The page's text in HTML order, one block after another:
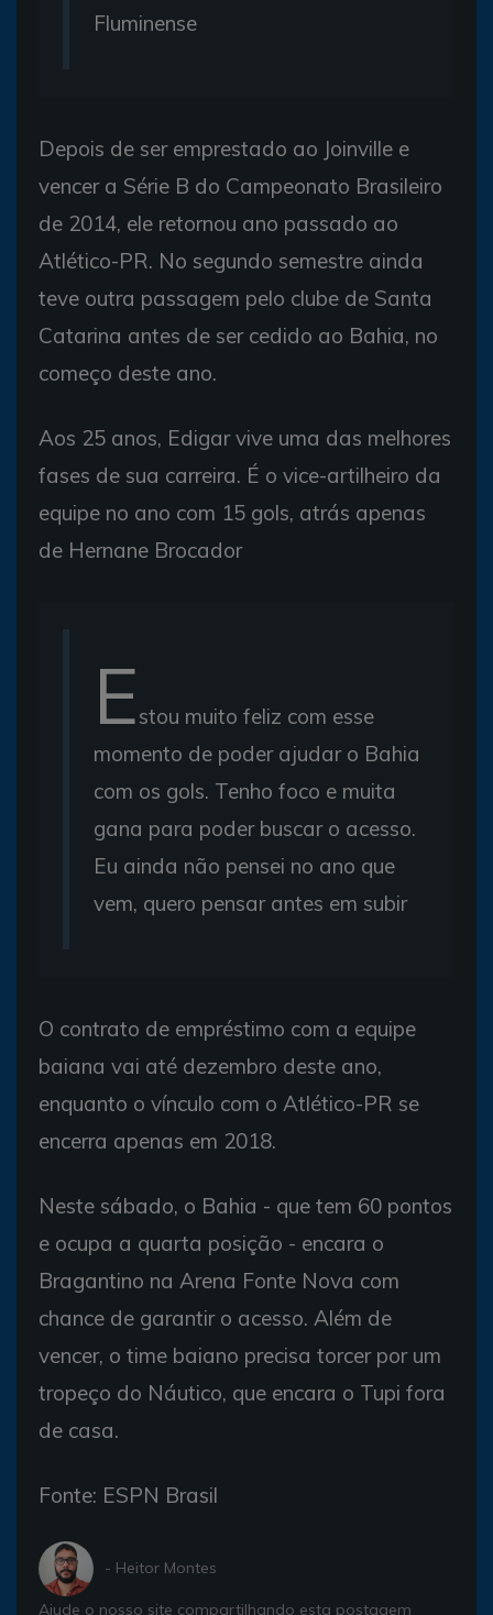
Fluminense
Depois de ser emprestado ao Joinville e
vencer a Série B do Campeonato Brasileiro
de 2014, ele retornou ano passado ao
Atlético-PR. No segundo semestre ainda
teve outra passagem pelo clube de Santa
Catarina antes de ser cedido ao Bahia, no
começo deste ano.
Aos 25 anos, Edigar vive uma das melhores
fases de sua carreira. É o vice-artilheiro da
equipe no ano com 15 gols, atrás apenas
de Hernane Brocador
Estou muito feliz com esse
momento de poder ajudar o Bahia
com os gols. Tenho foco e muita
gana para poder buscar o acesso.
Eu ainda não pensei no ano que
vem, quero pensar antes em subir
O contrato de empréstimo com a equipe
baiana vai até dezembro deste ano,
enquanto o vínculo com o Atlético-PR se
encerra apenas em 2018.
Neste sábado, o Bahia - que tem 60 pontos
e ocupa a quarta posição - encara o
Bragantino na Arena Fonte Nova com
chance de garantir o acesso. Além de
vencer, o time baiano precisa torcer por um
tropeço do Náutico, que encara o Tupi fora
de casa.
Fonte: ESPN Brasil
- Heitor Montes
Ajude o nosso site compartilhando esta postagem